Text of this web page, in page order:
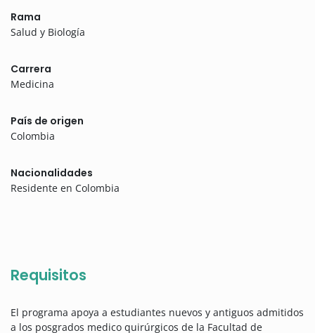
Rama
Salud y Biología
Carrera
Medicina
País de origen
Colombia
Nacionalidades
Residente en Colombia
Requisitos
El programa apoya a estudiantes nuevos y antiguos admitidos
a los posgrados medico quirúrgicos de la Facultad de